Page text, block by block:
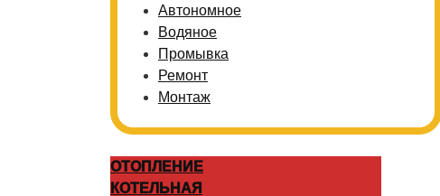
Автономное
Водяное
Промывка
Ремонт
Монтаж
ОТОПЛЕНИЕ
КОТЕЛЬНАЯ